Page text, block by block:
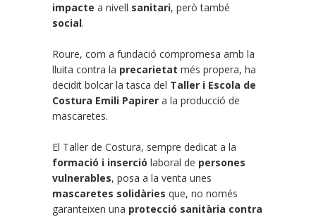
impacte a nivell sanitari, però també
social.
Roure, com a fundació compromesa amb la
lluita contra la precarietat més propera, ha
decidit bolcar la tasca del Taller i Escola de
Costura Emili Papirer a la producció de
mascaretes.
El Taller de Costura, sempre dedicat a la
formació i inserció laboral de persones
vulnerables, posa a la venta unes
mascaretes solidàries que, no només
garanteixen una protecció sanitària contra